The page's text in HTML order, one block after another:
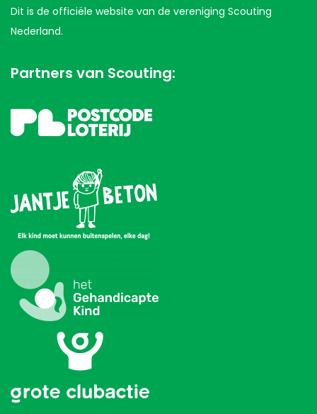
Dit is de officiële website van de vereniging Scouting
Nederland.
Partners van Scouting: